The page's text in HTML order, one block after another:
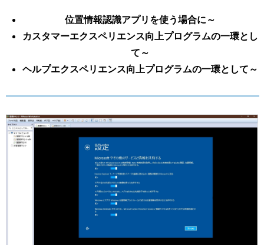
位置情報認識アプリを使う場合に～
カスタマーエクスペリエンス向上プログラムの一環とし
て～
ヘルプエクスペリエンス向上プログラムの一環として～